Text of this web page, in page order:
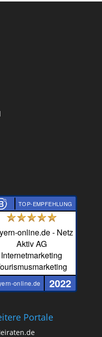
TOP-EMPFEHLUNG
online.de - Netz
Aktiv AG
Internetmarketing
online.de 2022
Portale